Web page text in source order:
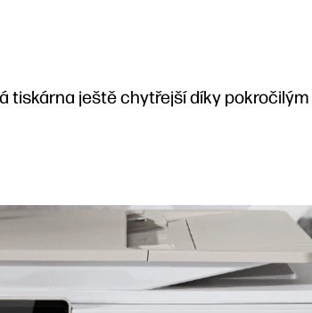
tiskárna ještě chytřejší díky